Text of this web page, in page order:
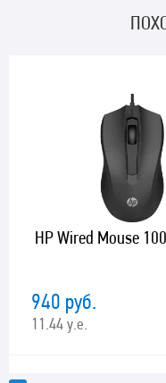
HP Wired Mouse
940 руб.
11.44 у.е.